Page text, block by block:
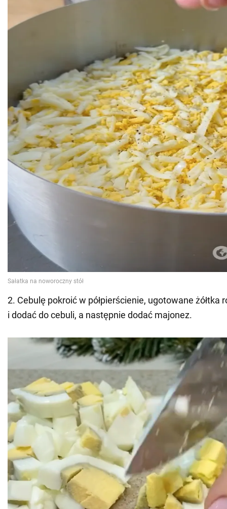
2. Cebulę pokroić w półpierścienie, ugotowane żółtka
i dodać do cebuli, a następnie dodać majonez.